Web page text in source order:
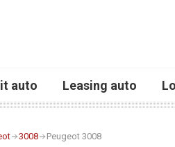
auto Leasing auto
3008 Peugeot 3008